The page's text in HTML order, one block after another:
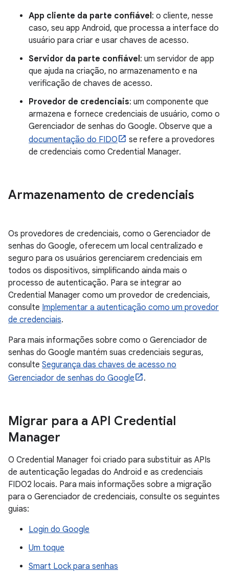
App cliente da parte confiável: o cliente, nesse
caso, seu app Android, que processa a interface do
usuário para criar e usar chaves de acesso.
Servidor da parte confiável: um servidor de app
que ajuda na criação, no armazenamento e na
verificação de chaves de acesso.
Provedor de credenciais: um componente que
armazena e fornece credenciais de usuário, como o
Gerenciador de senhas do Google. Observe que a
documentação do FIDO
se refere a provedores
de credenciais como Credential Manager.
Armazenamento de credenciais
Os provedores de credenciais, como o Gerenciador de
senhas do Google, oferecem um local centralizado e
seguro para os usuários gerenciarem credenciais em
todos os dispositivos, simplificando ainda mais o
processo de autenticação. Para se integrar ao
Credential Manager como um provedor de credenciais,
consulte Implementar a autenticação como um provedor
de credenciais.
Para mais informações sobre como o Gerenciador de
senhas do Google mantém suas credenciais seguras,
consulte Segurança das chaves de acesso no
Gerenciador de senhas do Google
.
Migrar para a API Credential
Manager
O Credential Manager foi criado para substituir as APIs
de autenticação legadas do Android e as credenciais
FIDO2 locais. Para mais informações sobre a migração
para o Gerenciador de credenciais, consulte os seguintes
guias:
Login do Google
Um toque
Smart Lock para senhas